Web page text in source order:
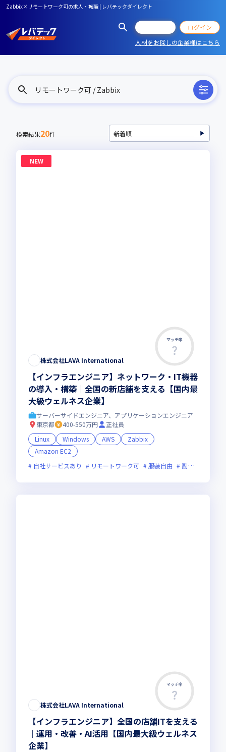
Zabbix×リモートワーク可の求人・転職 | レバテックダイレクト
ログイン
人材をお探しの企業様はこちら
リモートワーク可 / Zabbix
検索結果20件
NEW
マッチ率
株式会社LAVA International
【インフラエンジニア】ネットワーク・IT機器
の導入・構築｜全国の新店舗を支える【国内最
大級ウェルネス企業】
サーバーサイドエンジニア、アプリケーションエンジニア
東京都
400-550万円
正社員
Linux
Windows AWS
Zabbix
Amazon EC2
自社サービスあり
リモートワーク可 服装自由 副業可
マッチ率
株式会社LAVA International
【インフラエンジニア】全国の店舗ITを支える
｜運用・改善・AI活用【国内最大級ウェルネス
企業】